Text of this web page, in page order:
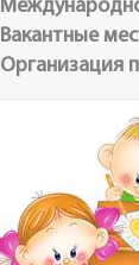
Вакантные
Организация